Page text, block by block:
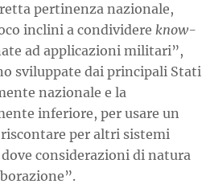
pertinenza nazionale,
inclini a condividere know-
ad applicazioni militari”,
sviluppate dai principali Stati
nazionale e la
inferiore, per usare un
per altri sistemi
considerazioni di natura